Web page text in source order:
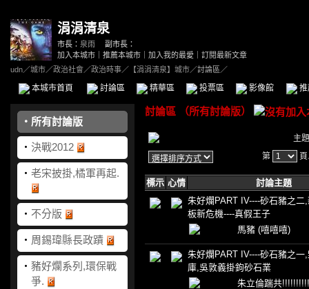
涓涓清泉
市長： 泉雨
副市長：
加入本城市
推薦本城市 加入我的最愛
訂閱最新文章
udn／城市／政治社會／政治時事／ 【涓涓清泉】城市／討論區／
本城市首頁 討論區 精華區 投票區 影像館
‧ 所有討論版
‧ 決戰2012
‧ 老宋披掛,橘軍再起.
‧ 不分版
‧ 周錫瑋縣長政蹟
‧ 豬好爛系列,環保戰
爭.
討論區 （所有討論版）
主題
第
標示 心情
討論主題
朱好爛PART IV----砂石豬之二
板新危機----真假王子
馬豬 (嘻嘻嘻)
朱好爛PART IV----砂石豬之一
庫,吳敦義掛鉤砂石業
朱立倫踹共